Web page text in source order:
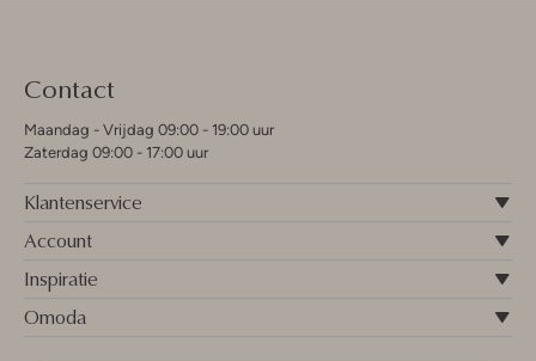
Contact
Maandag - Vrijdag 09:00 - 19:00 uur
Zaterdag 09:00 - 17:00 uur
Klantenservice
Account
Inspiratie
Omoda